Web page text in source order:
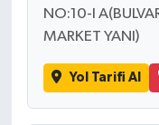
NO:10-I
MARKET YANI)
Yol Tarifi Al